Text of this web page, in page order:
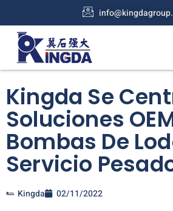
Kingda Se
Soluciones
Bombas De
Servicio
Kingda
02/11/2022